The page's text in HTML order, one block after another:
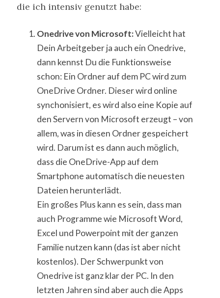
die ich intensiv genutzt habe:
Onedrive von Microsoft:Vielleicht hat
Dein Arbeitgeber ja auch ein Onedrive,
dann kennst Du die Funktionsweise
schon: Ein Ordner auf dem PC wird zum
OneDrive Ordner. Dieser wird online
synchonisiert, es wird also eine Kopie auf
den Servern von Microsoft erzeugt – von
allem, was in diesen Ordner gespeichert
wird. Darum ist es dann auch möglich,
dass die OneDrive-App auf dem
Smartphone automatisch die neuesten
Dateien herunterlädt.
Ein großes Plus kann es sein, dass man
auch Programme wie Microsoft Word,
Excel und Powerpoint mit der ganzen
Familie nutzen kann (das ist aber nicht
kostenlos). Der Schwerpunkt von
Onedrive ist ganz klar der PC. In den
letzten Jahren sind aber auch die Apps